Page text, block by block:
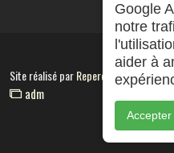
Site réalisé parRepereCom
adm
Google
notre
aider à
Accepter